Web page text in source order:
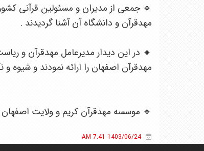
🔹 جمعی از مدیران و مسئولین قرآنی
مهدقرآن و دانشگاه آن آشنا گردیدند .
🔸 در این دیدار مدیرعامل مهدقرآن و
مهدقرآن اصفهان را ارائه نمودند و
🔹 موسسه مهدقرآن کریم و ولایت اصفهان
1403/06/24 7:41 AM